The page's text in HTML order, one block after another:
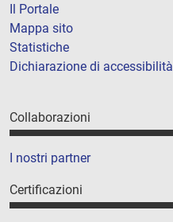
Il Portale
Mappa sito
Statistiche
Dichiarazione di accessibilità
Collaborazioni
I nostri partner
Certificazioni